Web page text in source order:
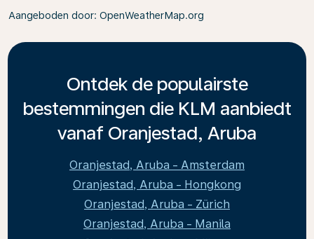
Aangeboden door: OpenWeatherMap.org
Ontdek de populairste
bestemmingen die KLM aanbiedt
vanaf Oranjestad, Aruba
Oranjestad, Aruba - Amsterdam
Oranjestad, Aruba - Hongkong
Oranjestad, Aruba - Zürich
Oranjestad, Aruba - Manila